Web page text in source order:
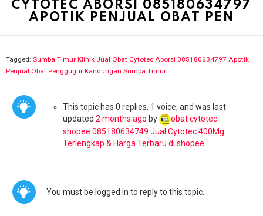
CYTOTEC ABORSI 085180634797
APOTIK PENJUAL OBAT PEN
Tagged: Sumba Timur Klinik Jual Obat Cytotec Aborsi 085180634797 Apotik
Penjual Obat Penggugur Kandungan Sumba Timur
This topic has 0 replies, 1 voice, and was last
updated 2 months ago by
obat cytotec
shopee 085180634749 Jual Cytotec 400Mg
Terlengkap & Harga Terbaru di shopee.
You must be logged in to reply to this topic.